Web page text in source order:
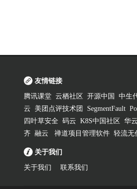
友情链接
腾讯课堂 云栖社区 开源中国 中生
云
美团点评技术团 SegmentFault
四叶草安全 码云 K8S中国社区 华云
齐 融云 禅道项目管理软件 轻流无
关于我们
关于我们 联系我们